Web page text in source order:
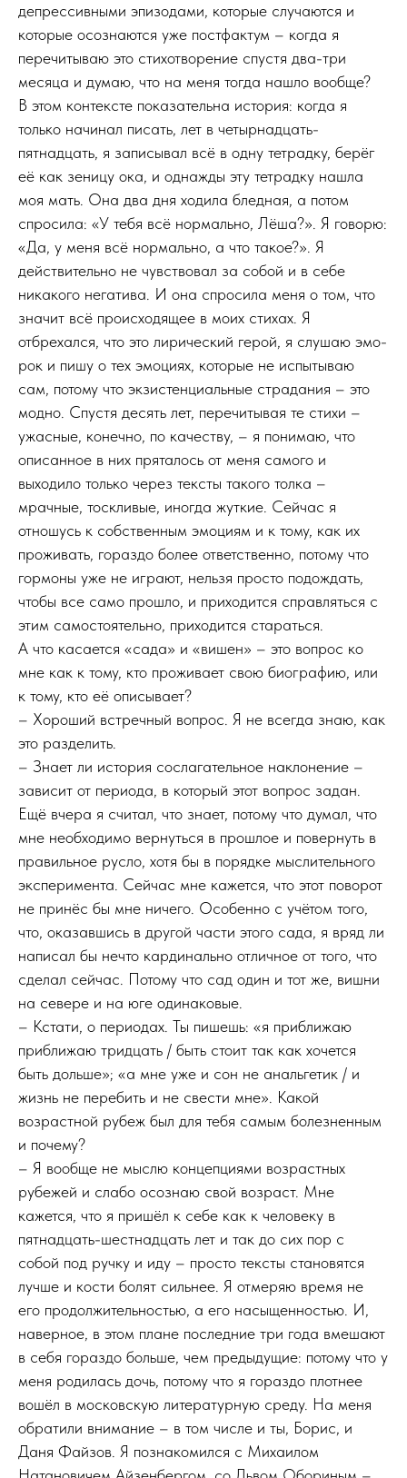
депрессивными эпизодами, которые случаются и
которые осознаются уже постфактум – когда я
перечитываю это стихотворение спустя два-три
месяца и думаю, что на меня тогда нашло вообще?
В этом контексте показательна история: когда я
только начинал писать, лет в четырнадцать-
пятнадцать, я записывал всё в одну тетрадку, берёг
её как зеницу ока, и однажды эту тетрадку нашла
моя мать. Она два дня ходила бледная, а потом
спросила: «У тебя всё нормально, Лёша?». Я говорю:
«Да, у меня всё нормально, а что такое?». Я
действительно не чувствовал за собой и в себе
никакого негатива. И она спросила меня о том, что
значит всё происходящее в моих стихах. Я
отбрехался, что это лирический герой, я слушаю эмо-
рок и пишу о тех эмоциях, которые не испытываю
сам, потому что экзистенциальные страдания – это
модно. Спустя десять лет, перечитывая те стихи –
ужасные, конечно, по качеству, – я понимаю, что
описанное в них пряталось от меня самого и
выходило только через тексты такого толка –
мрачные, тоскливые, иногда жуткие. Сейчас я
отношусь к собственным эмоциям и к тому, как их
проживать, гораздо более ответственно, потому что
гормоны уже не играют, нельзя просто подождать,
чтобы все само прошло, и приходится справляться с
этим самостоятельно, приходится стараться.
А что касается «сада» и «вишен» – это вопрос ко
мне как к тому, кто проживает свою биографию, или
к тому, кто её описывает?
– Хороший встречный вопрос. Я не всегда знаю, как
это разделить.
– Знает ли история сослагательное наклонение –
зависит от периода, в который этот вопрос задан.
Ещё вчера я считал, что знает, потому что думал, что
мне необходимо вернуться в прошлое и повернуть в
правильное русло, хотя бы в порядке мыслительного
эксперимента. Сейчас мне кажется, что этот поворот
не принёс бы мне ничего. Особенно с учётом того,
что, оказавшись в другой части этого сада, я вряд ли
написал бы нечто кардинально отличное от того, что
сделал сейчас. Потому что сад один и тот же, вишни
на севере и на юге одинаковые.
– Кстати, о периодах. Ты пишешь: «я приближаю
приближаю тридцать / быть стоит так как хочется
быть дольше»; «а мне уже и сон не анальгетик / и
жизнь не перебить и не свести мне». Какой
возрастной рубеж был для тебя самым болезненным
и почему?
– Я вообще не мыслю концепциями возрастных
рубежей и слабо осознаю свой возраст. Мне
кажется, что я пришёл к себе как к человеку в
пятнадцать-шестнадцать лет и так до сих пор с
собой под ручку и иду – просто тексты становятся
лучше и кости болят сильнее. Я отмеряю время не
его продолжительностью, а его насыщенностью. И,
наверное, в этом плане последние три года вмешают
в себя гораздо больше, чем предыдущие: потому что у
меня родилась дочь, потому что я гораздо плотнее
вошёл в московскую литературную среду. На меня
обратили внимание – в том числе и ты, Борис, и
Даня Файзов. Я познакомился с Михаилом